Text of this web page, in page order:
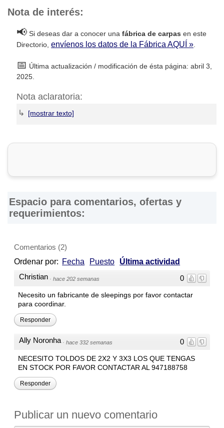
Nota de interés:
📢 Si deseas dar a conocer una fábrica de carpas en este
Directorio, envíenos los datos de la Fábrica AQUÍ »
📅 Última actualización / modificación de ésta página: abril 3,
2025.
Nota aclaratoria:
↳
información proporcionada en los sitios web de lasFábricas
cumplimiento de los productos y servicios ofrecidos por
de teléfono y otros datos de contacto son referenciales y
están sujetos a cambios e incluso, a posibles errores
durante la elaboración de esta página web.
Espacio para comentarios, ofertas y
requerimientos:
Comentarios (2)
Ordenar por: Fecha Puesto
Última actividad
0
Christian ·hace 202 semanas
Necesito un fabricante de sleepings por favor contactar
para coordinar.
Responder
0
Ally Noronha ·hace 332 semanas
NECESITO TOLDOS DE 2X2 Y 3X3 LOS QUE TENGAS
EN STOCK POR FAVOR CONTACTAR AL 947188758
Responder
Publicar un nuevo comentario